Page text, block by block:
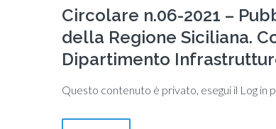
Circolare n.06-2021 –
della Regione Siciliana.
Dipartimento
Questo contenuto è privato, esegui il Log in